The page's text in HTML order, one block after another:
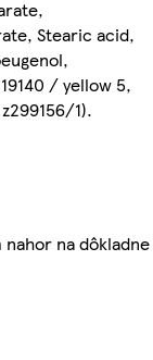
Stearic acid,
/ yellow 5,
1).
na dôkladne